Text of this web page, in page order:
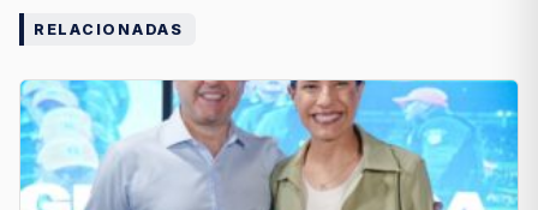
RELACIONADAS